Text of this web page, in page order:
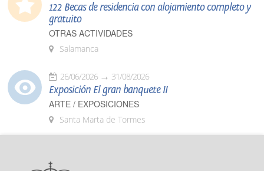
122 Becas de residencia con alojamiento completo y
gratuito
OTRAS ACTIVIDADES
Salamanca
26/06/2026 31/08/2026
Exposición El gran banquete II
ARTE / EXPOSICIONES
Santa Marta de Tormes